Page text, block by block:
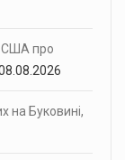
США про
на Буковині,